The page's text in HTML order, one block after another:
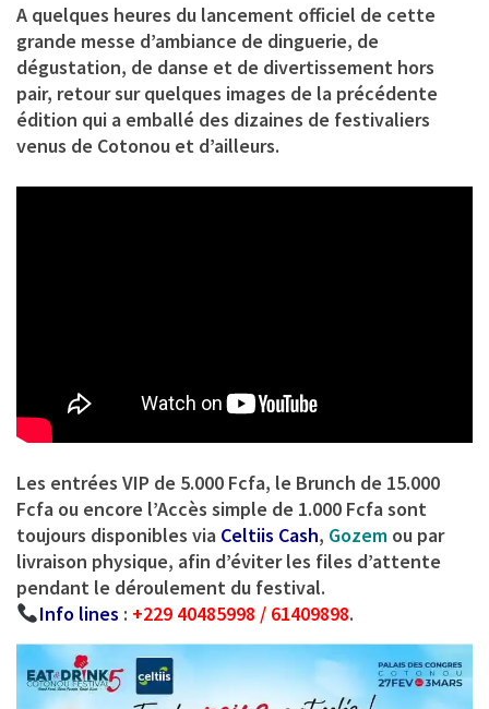
A quelques heures du lancement officiel de cette
grande messe d’ambiance de dinguerie, de
dégustation, de danse et de divertissement hors
pair, retour sur quelques images de la précédente
édition qui a emballé des dizaines de festivaliers
venus de Cotonou et d’ailleurs.
Les entrées VIP de 5.000 Fcfa, le Brunch de 15.000
Fcfa ou encore l’Accès simple de 1.000 Fcfa sont
toujours disponibles via Celtiis Cash, Gozem ou par
livraison physique, afin d’éviter les files d’attente
pendant le déroulement du festival.
Info lines : +229 40485998 / 61409898.